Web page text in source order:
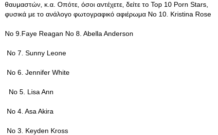
θαυμαστών, κ.α. Οπότε, όσοι αντέχετε, δείτε το Top 10 Porn Stars,
φυσικά με το ανάλογο φωτογραφικό αφιέρωμα No 10. Kristina Rose
No 9.Faye Reagan No 8. Abella Anderson
No 7. Sunny Leone
No 6. Jennifer White
No 5. Lisa Ann
No 4. Asa Akira
No 3. Keyden Kross